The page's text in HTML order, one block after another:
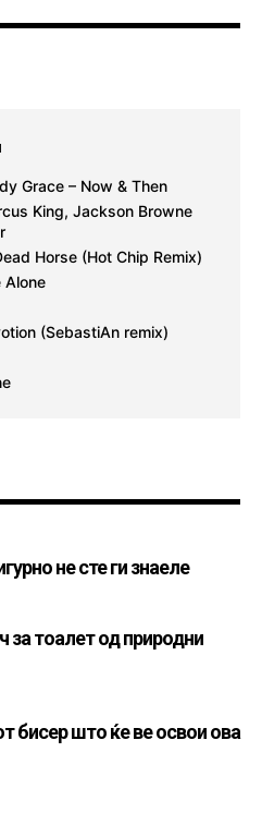
Grace – Now & Then
King, Jackson Browne
Horse (Hot Chip Remix)
Alone
(SebastiAn remix)
не сте ги знаеле
тоалет од природни
бисер што ќе ве освои ова